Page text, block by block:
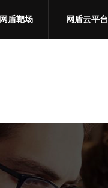
网盾靶场 网盾云平台